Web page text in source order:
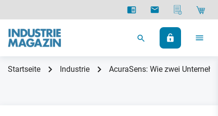
Startseite Industrie AcuraSens: Wie zwei